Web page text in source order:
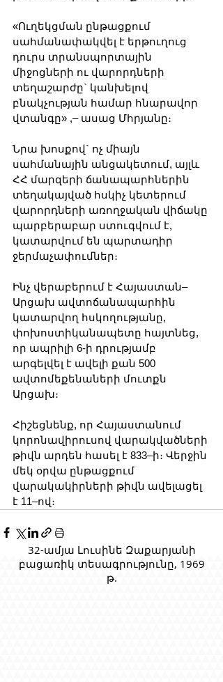
«Ուղեկցման ընթացքում
սահմանափակվել է երթուղուց
դուրս տրանսպորտային
միջոցների ու վարորդների
տեղաշարժը` կանխելով
բնակչության համար հնարավոր
վտանգը» ,– ասաց Մհրյանը։
Նրա խոսքով` ոչ միայն
սահմանային անցակետում, այլև
ՀՀ մարզերի ճանապարհներին
տեղակայված հսկիչ կետերում
վարորդների առողջական վիճակը
պարբերաբար ստուգվում է,
կատարվում են պարտադիր
ջերմաչափումներ։
Ինչ վերաբերում է Հայաստան–
Արցախ ավտոճանապարհին
կատարվող հսկողությանը,
փոխոստիկանապետը հայտնեց,
որ ապրիլի 6-ի դրությամբ
արգելվել է ավելի քան 500
ավտոմեքենաների մուտքն
Արցախ։
Հիշեցնենք, որ Հայաստանում
կորոնավիրուսով վարակվածների
թիվն արդեն հասել է 833–ի։ Վերջին
մեկ օրվա ընթացքում
վարակակիրների թիվն ավելացել
է 11–ով։
32-ամյա Լուսինե Զաքարյանի
բացառիկ տեսագրությունը, 1969
թ.